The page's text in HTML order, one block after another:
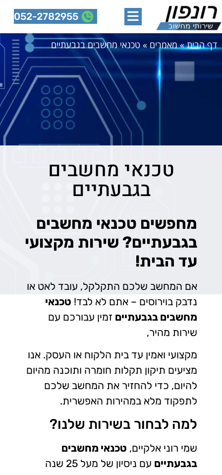
052-2782955
דף הבית»מאמרים»טכנאי מחשבים בגבעתיים
טכנאי מחשבים
בגבעתיים
מחפשים טכנאי מחשבים
בגבעתיים? שירות מקצועי
עד הבית!
אם המחשב שלכם התקלקל, עובד לאט או
נדבק בוירוסים – אתם לא לבד! טכנאי
מחשבים בגבעתיים זמין עבורכם עם
שירות מהיר,
מקצועי ואמין עד בית הלקוח או העסק. אנו
מציעים תיקון תקלות חומרה ותוכנה מהיום
להיום, כדי להחזיר את המחשב שלכם
לתפקוד מלא במהירות האפשרית.
למה לבחור בשירות שלנו?
שמי רוני אלקיים, טכנאי מחשבים
בגבעתיים
עם ניסיון של מעל 25 שנה